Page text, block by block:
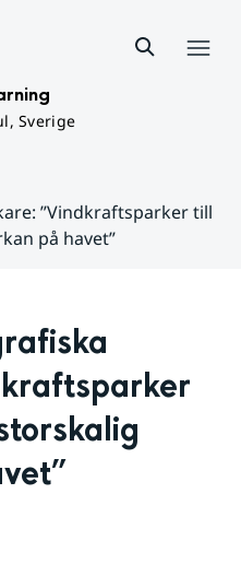
Sverige
”Vindkraftsparker till
på havet”